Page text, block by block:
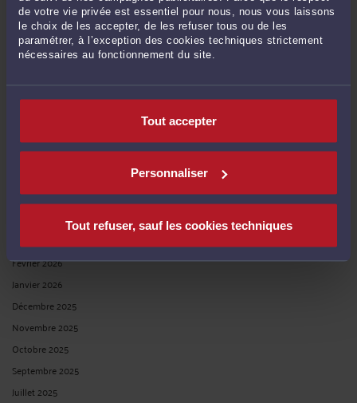
de votre vie privée est essentiel pour nous, nous vous laissons
le choix de les accepter, de les refuser tous ou de les
paramétrer, à l’exception des cookies techniques strictement
nécessaires au fonctionnement du site.
Tout accepter
Personnaliser
Tout refuser, sauf les cookies techniques
Publié du au
Juillet 2026
Mai 2026
Février 2026
Janvier 2026
Décembre 2025
Novembre 2025
Octobre 2025
Septembre 2025
Juillet 2025